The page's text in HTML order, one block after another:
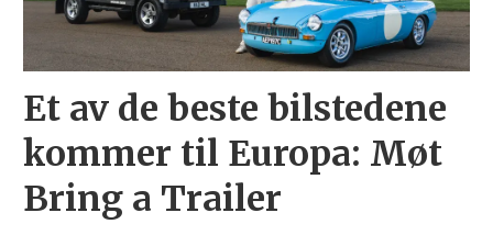
Et av de beste bilstedene
kommer til Europa: Møt
Bring a Trailer